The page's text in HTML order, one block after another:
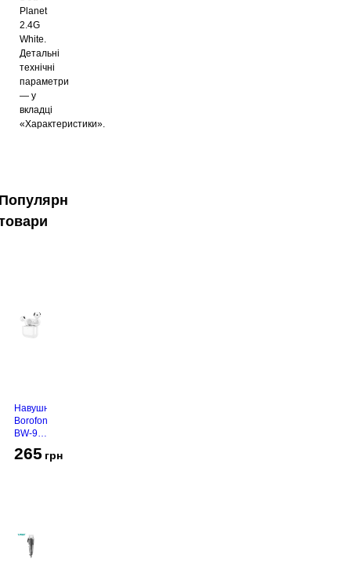
Planet
2.4G
White.
Детальні
технічні
параметри
— у
вкладці
«Характеристики».
Навушники
Borofone
BW-94
265 грн